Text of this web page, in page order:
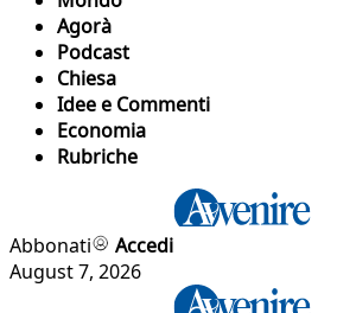
Agorà
Podcast
Chiesa
Idee e Commenti
Economia
Rubriche
Abbonati
Accedi
August 7, 2026